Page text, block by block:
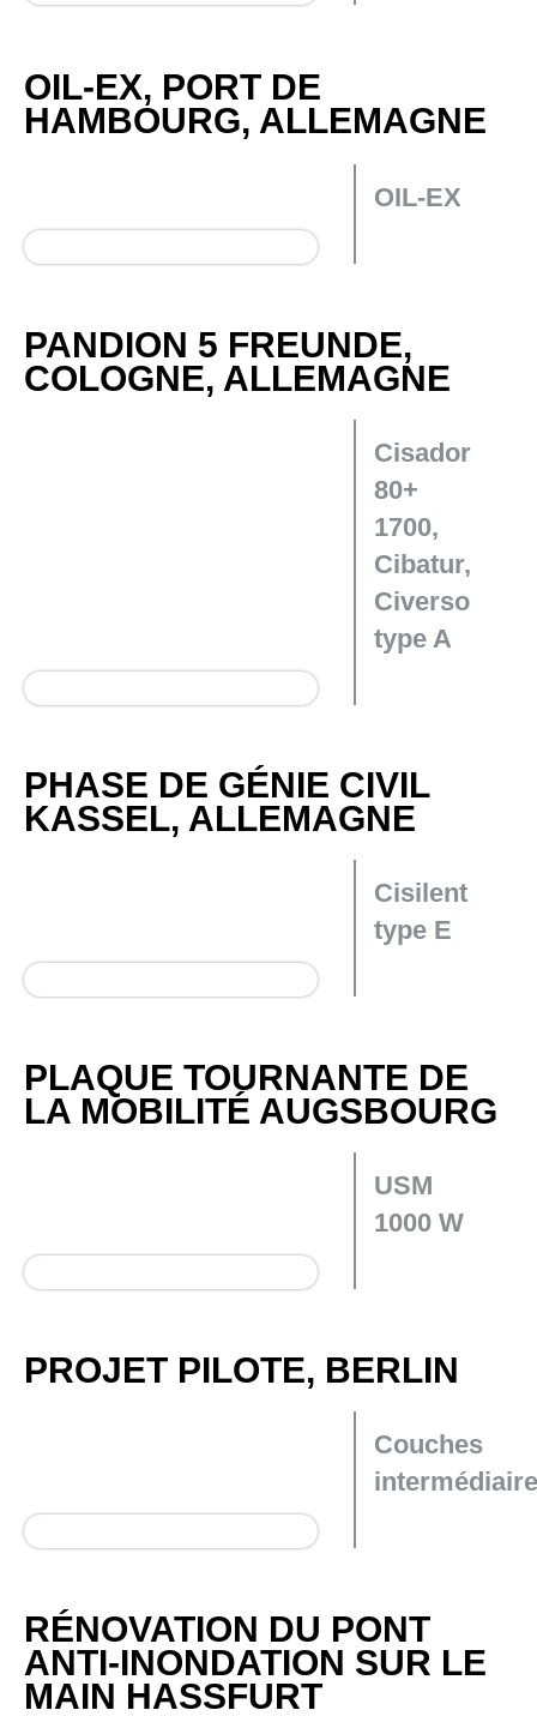
OIL-EX, PORT DE
HAMBOURG, ALLEMAGNE
OIL-EX
PANDION 5 FREUNDE,
COLOGNE, ALLEMAGNE
Cisador
80+
1700,
Cibatur,
Civerso
type A
PHASE DE GÉNIE CIVIL
KASSEL, ALLEMAGNE
Cisilent
type E
PLAQUE TOURNANTE DE
LA MOBILITÉ AUGSBOURG
USM
1000 W
PROJET PILOTE, BERLIN
Couches
RÉNOVATION DU PONT
ANTI-INONDATION SUR LE
MAIN HASSFURT